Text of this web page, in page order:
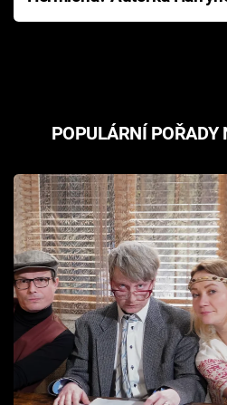
Pottera přišla s ráznou
POPULÁRNÍ POŘADY